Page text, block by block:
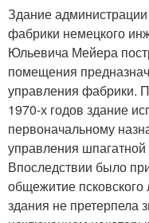
Здание
фабрики немецкого
Юльевича Мейера
помещения
управления фабрики.
1970-х годов здание
первоначальному
управления
Впоследствии было
общежитие псковского
здания не претерпела